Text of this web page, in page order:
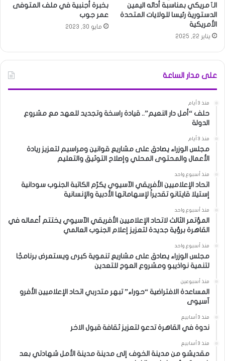
الٱمريكي بمناسبة أدائه اليمين
الدستورية رئيسا للولايات المتحدة
الأمريكية
يناير 22, 2025
بخبرة أجنبية في ملف المتوفى
عمر جوب
مايو 30, 2023
على مدار الساعة
منذ 3 أيام
حلف “أمل دار النعيم”.. قيادة راسخة وتجديد للعهد مع مشروع
الدولة
منذ 3 أيام
مجلس الوزراء يصادق على مشاريع قوانين ومراسيم لتعزيز ريادة
الأعمال والمحتوى المحلي وإصلاح التوثيق والتعليم
منذ أسبوع واحد
اتحاد الإعلاميين الأفريقي الآسيوي يكرّم الكاتبة الجنوب سودانية
إستيلا قايتانو تقديراً لإسهاماتها الأدبية والإنسانية
منذ أسبوع واحد
المؤتمر الثالث لاتحاد الإعلاميين الأفريقي الآسيوي يختتم أعماله في
القاهرة برؤية جديدة لتعزيز إعلام الجنوب العالمي
منذ أسبوع واحد
مجلس الوزراء يصادق على مشاريع تنموية كبرى ويستعرض برنامجًا
لتنمية نواذيبو ومشروع العوج للتعدين
منذ أسبوعين
المساعدة الافتراضية “حوراء” تبهر متدربي اتحاد الإعلاميين الأفرو
آسيوى
منذ 3 أسابيع
ندوة في القاهرة تدعو لتعزيز ثقافة قبول الاخر
منذ 3 أسابيع
مقديشو من مدينة الخوف إلى مدينة مدينة الأمل شهادتي بعد